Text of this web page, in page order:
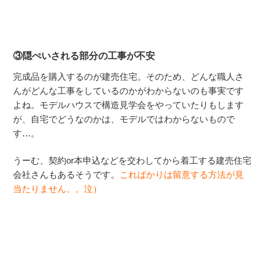
③隠ぺいされる部分の工事が不安
完成品を購入するのが建売住宅。そのため、どんな職人さ
んがどんな工事をしているのかがわからないのも事実です
よね。モデルハウスで構造見学会をやっていたりもします
が、自宅でどうなのかは、モデルではわからないもので
す…。
うーむ、契約or本申込などを交わしてから着工する建売住宅
会社さんもあるそうです。 こればかりは留意する方法が見
当たりません。。泣）